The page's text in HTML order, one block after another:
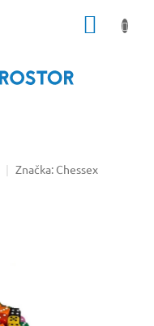
Značka: Chessex